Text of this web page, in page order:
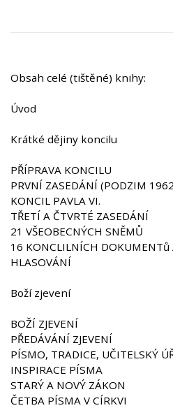
Obsah celé (tištěné) knihy:
Úvod
Krátké dějiny koncilu
PŘÍPRAVA KONCILU
PRVNÍ ZASEDÁNÍ (PODZIM
KONCIL PAVLA VI.
TŘETÍ A ČTVRTÉ ZASEDÁNÍ
21 VŠEOBECNÝCH SNĚMŮ
16 KONCLILNÍCH DOKUMENTů
HLASOVÁNÍ
Boží zjevení
BOŽÍ ZJEVENÍ
PŘEDÁVÁNÍ ZJEVENÍ
PÍSMO, TRADICE, UČITELSKÝ
INSPIRACE PÍSMA
STARÝ A NOVÝ ZÁKON
ČETBA PÍSMA V CÍRKVI